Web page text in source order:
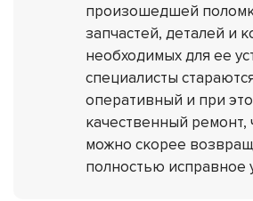
произошедшей
запчастей, деталей и
необходимых для ее
специалисты
оперативный и при
качественный ремонт,
можно скорее
полностью исправное